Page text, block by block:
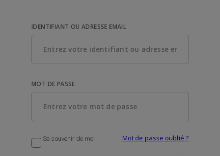
IDENTIFIANT OU ADRESSE EMAIL
MOT DE PASSE
Se souvenir de moi Mot de passe oublié ?